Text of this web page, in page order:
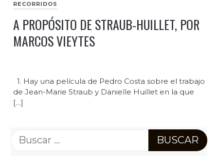
RECORRIDOS
A PROPÓSITO DE STRAUB-HUILLET, POR
MARCOS VIEYTES
1. Hay una película de Pedro Costa sobre el trabajo
de Jean-Marie Straub y Danielle Huillet en la que
[…]
Buscar: